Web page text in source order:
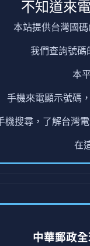
不知道來
本站提供台灣國
我們查詢號碼
本
手機來電顯示號碼
機搜尋，了解台灣
在
中華郵政